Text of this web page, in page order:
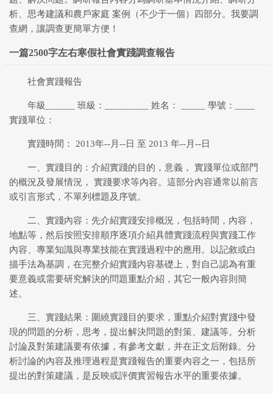
析、思考建議和農戶家庭 案例（不少于一個）四部分。我要調
查網，讓調查更簡單方便！
一篇2500字左右寒假社會實踐調查報告
社會實踐報告
年級______ 班級：_________ 姓名： _____ 學號：____
實踐單位：
實踐時間： 2013年--月--日 至 2013 年--月--日
一、實踐目的：介紹實踐的目的，意義， 實踐單位或部門
的概況及發展情況， 實踐要求等內容。這部分內容通常以前言
或引言形式，不單列標題及序號。
二、實踐內容：先介紹實踐安排概況，包括時間，內容，
地點等，然后按照安排順序逐項介紹具體實踐流程與實踐工作
內容、專業知識與專業技能在實踐過程中的應用。以記敘或白
描手法為基調，在完整介紹實踐內容基礎上，對自己認為有重
要意義或需要研究解決的問題重點介紹，其它一般內容則簡
述。
三、實踐結果：圍繞實踐目的要求，重點介紹對實踐中發
現的問題的分析，思考，提出解決問題的對策、建議等。分析
討論及對策建議要有依據，有參考文獻，并在正文后附錄。分
析討論的內容及推理過程是實踐報告的重要內容之一，包括所
提出的對策建議，是反映或評價實習報告水平的重要依據。